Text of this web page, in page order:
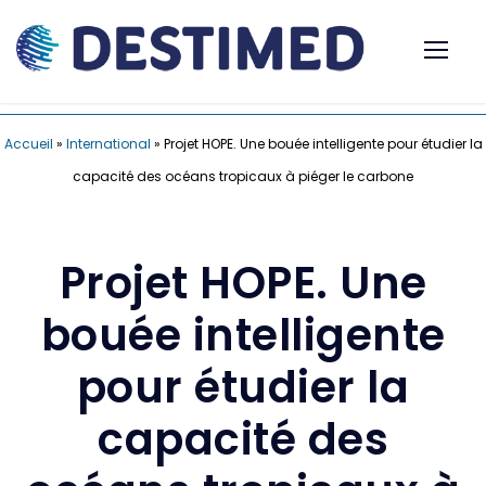
Accueil » International » Projet HOPE. Une bouée intelligente pour étudier la
capacité des océans tropicaux à piéger le carbone
Projet HOPE. Une
bouée intelligente
pour étudier la
capacité des